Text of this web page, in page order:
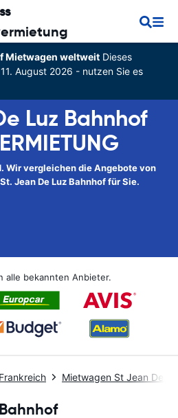
Mietwagen weltweitDieses
August 2026 - nutzen Sie es
Luz Bahnhof
Wir vergleichen die Angebote von
Jean De Luz Bahnhof für Sie.
alle bekannten Anbieter.
Mietwagen St Jean De